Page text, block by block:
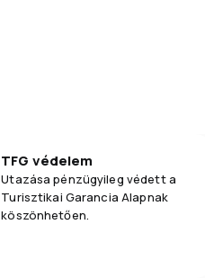
TFG védelem
Utazása pénzügyileg védett a
Turisztikai Garancia Alapnak
köszönhetően.